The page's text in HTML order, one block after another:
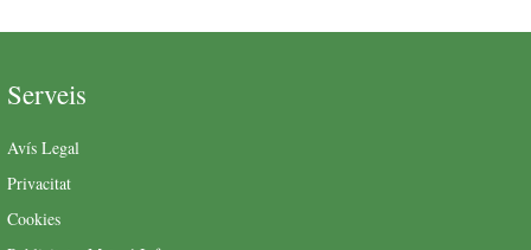
Serveis
Avís Legal
Privacitat
Cookies